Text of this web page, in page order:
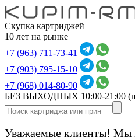
Скупка картриджей
10 лет на рынке
+7 (963) 711-73-41
+7 (903) 795-15-10
+7 (968) 014-80-90
БЕЗ ВЫХОДНЫХ 10:00-21:00
Уважаемые клиенты! Мы